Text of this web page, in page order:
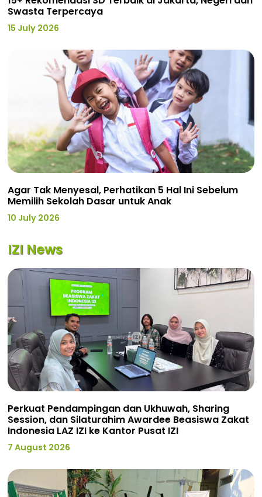
Swasta Terpercaya
15 July 2026
Agar Tak Menyesal, Perhatikan 5 Hal Ini Sebelum
Memilih Sekolah Dasar untuk Anak
10 July 2026
IZI News
Perkuat Pendampingan dan Ukhuwah, Sharing
Session, dan Silaturahim Awardee Beasiswa Zakat
Indonesia LAZ IZI ke Kantor Pusat IZI
7 August 2026